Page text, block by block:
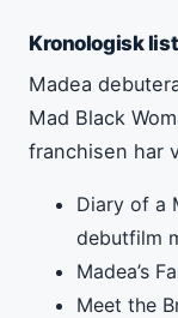
Kronologisk
Madea
Mad Black
franchisen har
Diary of a
debutfilm
Madea’s
Meet the